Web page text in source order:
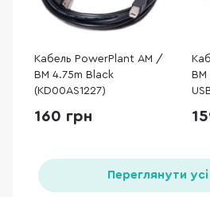
Кабель PowerPlant AM /
BM 4.75m Black
(KD00AS1227)
160 грн
Переглянути